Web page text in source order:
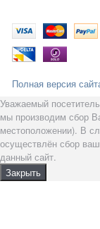
Полная версия
Уважаемый
мы производим сбор
местоположении). В
осуществлён сбор
данный сайт.
Закрыть